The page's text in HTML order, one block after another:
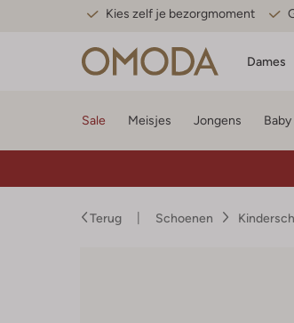
Kies zelf je bezorgmoment
Dames
Sale Meisjes Jongens Baby
Terug Schoenen